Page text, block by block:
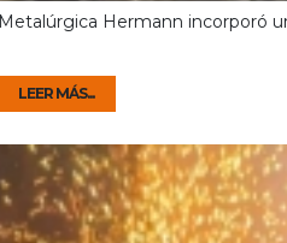
Metalúrgica Hermann incorporó
LEER MÁS...